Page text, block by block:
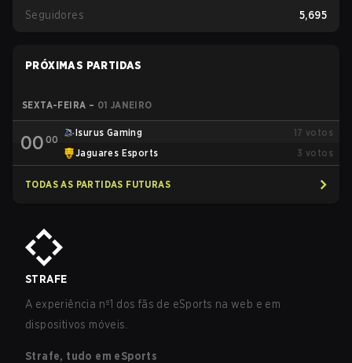
Seguidores 5,695
PRÓXIMAS PARTIDAS
SEXTA-FEIRA – 01 JANEIRO
00 00
Isurus Gaming 17 votos
Jaguares Esports
3 votos
TODAS AS PARTIDAS FUTURAS
STRAFE
A experiência nº1 dos fãs de eSports na web e em
dispositivos móveis.
Strafe, tudo em eSports